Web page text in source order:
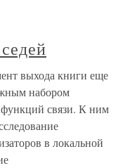
выхода книги еще
набором
связи. К ним
в локальной